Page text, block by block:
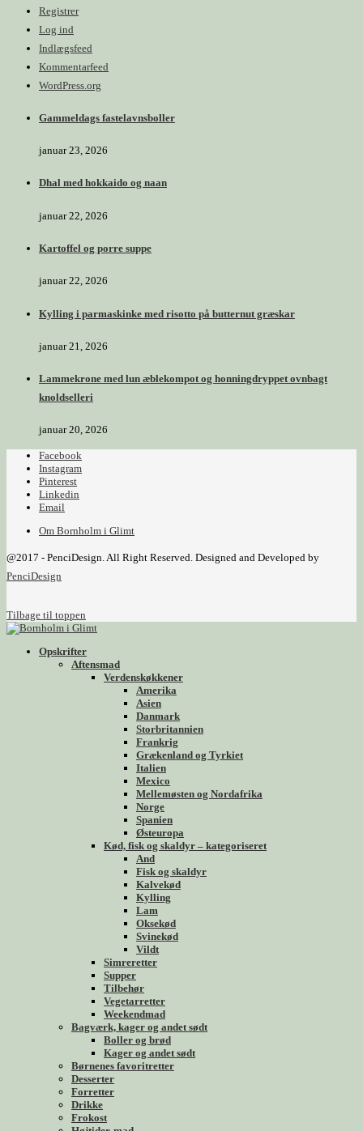
Registrer
Log ind
Indlægsfeed
Kommentarfeed
WordPress.org
Gammeldags fastelavnsboller
januar 23, 2026
Dhal med hokkaido og naan
januar 22, 2026
Kartoffel og porre suppe
januar 22, 2026
Kylling i parmaskinke med risotto på butternut græskar
januar 21, 2026
Lammekrone med lun æblekompot og honningdryppet ovnbagt
knoldselleri
januar 20, 2026
Facebook
Instagram
Pinterest
Linkedin
Email
Om Bornholm i Glimt
@2017 - PenciDesign. All Right Reserved. Designed and Developed by
PenciDesign
Tilbage til toppen
Opskrifter
Aftensmad
Verdenskøkkener
Amerika
Asien
Danmark
Storbritannien
Frankrig
Grækenland og Tyrkiet
Italien
Mexico
Mellemøsten og Nordafrika
Norge
Spanien
Østeuropa
Kød, fisk og skaldyr – kategoriseret
And
Fisk og skaldyr
Kalvekød
Kylling
Lam
Oksekød
Svinekød
Vildt
Simreretter
Supper
Tilbehør
Vegetarretter
Weekendmad
Bagværk, kager og andet sødt
Boller og brød
Kager og andet sødt
Børnenes favoritretter
Desserter
Forretter
Drikke
Frokost